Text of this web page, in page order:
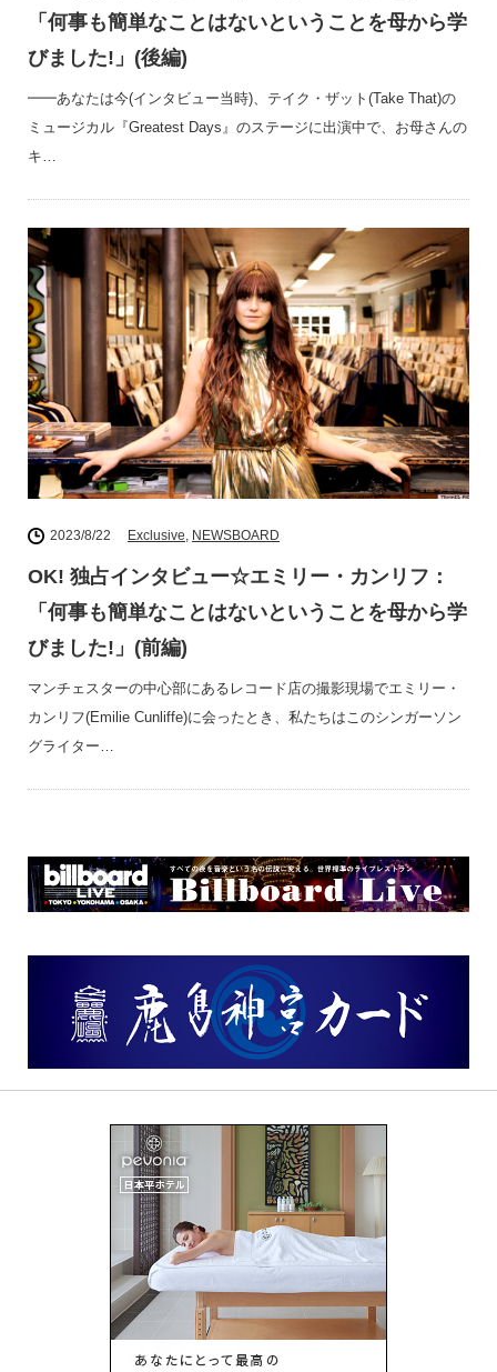
「何事も簡単なことはないということを母から学
びました!」(後編)
━━あなたは今(インタビュー当時)、テイク・ザット(Take That)の
ミュージカル『Greatest Days』のステージに出演中で、お母さんの
キ…
2023/8/22 Exclusive, NEWSBOARD
OK! 独占インタビュー☆エミリー・カンリフ：
「何事も簡単なことはないということを母から学
びました!」(前編)
マンチェスターの中心部にあるレコード店の撮影現場でエミリー・
カンリフ(Emilie Cunliffe)に会ったとき、私たちはこのシンガーソン
グライター…